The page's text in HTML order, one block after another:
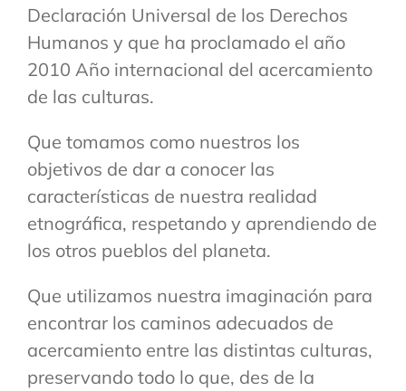
Declaración Universal de los Derechos
Humanos y que ha proclamado el año
2010 Año internacional del acercamiento
de las culturas.
Que tomamos como nuestros los
objetivos de dar a conocer las
características de nuestra realidad
etnográfica, respetando y aprendiendo de
los otros pueblos del planeta.
Que utilizamos nuestra imaginación para
encontrar los caminos adecuados de
acercamiento entre las distintas culturas,
preservando todo lo que, des de la